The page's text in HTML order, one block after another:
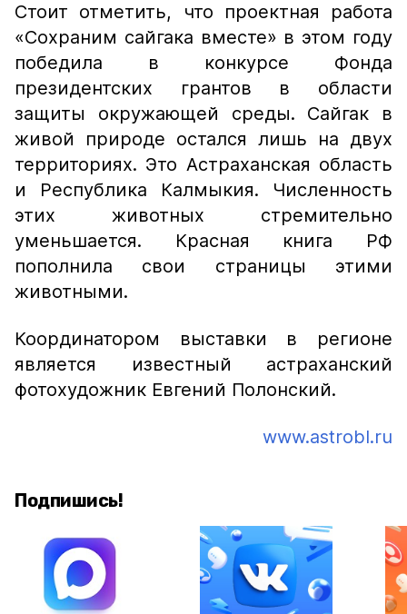
Стоит отметить, что проектная работа
«Сохраним сайгака вместе» в этом году
победила в конкурсе Фонда
президентских грантов в области
защиты окружающей среды. Сайгак в
живой природе остался лишь на двух
территориях. Это Астраханская область
и Республика Калмыкия. Численность
этих животных стремительно
уменьшается. Красная книга РФ
пополнила свои страницы этими
животными.
Координатором выставки в регионе
является известный астраханский
фотохудожник Евгений Полонский.
www.astrobl.ru
Подпишись!